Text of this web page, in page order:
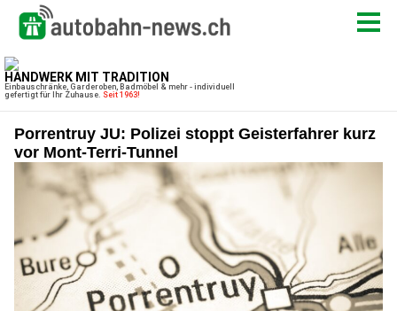
Porrentruy JU: Polizei stoppt Geisterfahrer kurz
vor Mont-Terri-Tunnel